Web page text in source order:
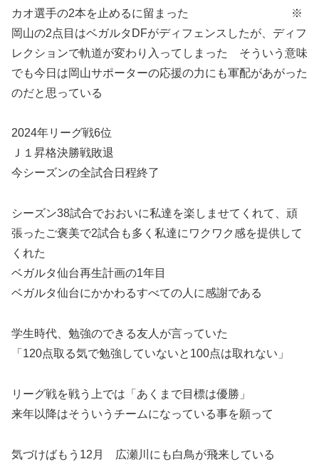
カオ選手の2本を止めるに留まった ※
岡山の2点目はベガルタDFがディフェンスしたが、ディフ
レクションで軌道が変わり入ってしまった そういう意味
でも今日は岡山サポーターの応援の力にも軍配があがった
のだと思っている
2024年リーグ戦6位
Ｊ１昇格決勝戦敗退
今シーズンの全試合日程終了
シーズン38試合でおおいに私達を楽しませてくれて、頑
張ったご褒美で2試合も多く私達にワクワク感を提供して
くれた
ベガルタ仙台再生計画の1年目
ベガルタ仙台にかかわるすべての人に感謝である
学生時代、勉強のできる友人が言っていた
「120点取る気で勉強していないと100点は取れない」
リーグ戦を戦う上では「あくまで目標は優勝」
来年以降はそういうチームになっている事を願って
気づけばもう12月 広瀬川にも白鳥が飛来している